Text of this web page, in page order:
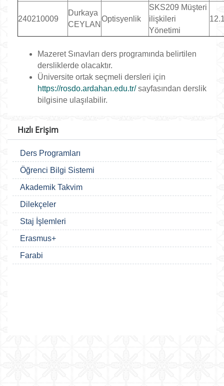
240210009
Durkaya
CEYLAN
Optisyenlik
SKS209 Müşteri
ilişkileri
Yönetimi
Mazeret Sınavları ders programında belirtilen
dersliklerde olacaktır.
Üniversite ortak seçmeli dersleri için
https://rosdo.ardahan.edu.tr/sayfasından derslik
bilgisine ulaşılabilir.
Hızlı Erişim
Ders Programları
Öğrenci Bilgi Sistemi
Akademik Takvim
Dilekçeler
Staj İşlemleri
Erasmus+
Farabi